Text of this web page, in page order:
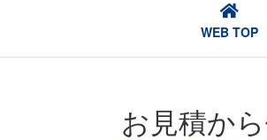
WEB TOP
お見積か